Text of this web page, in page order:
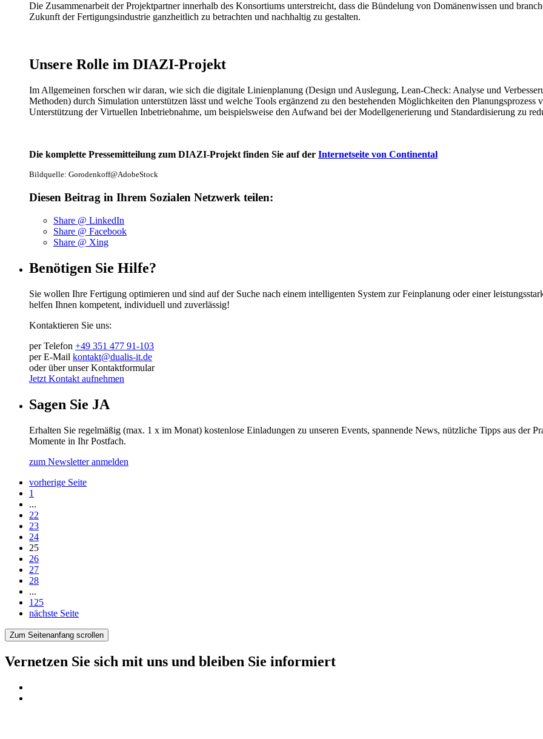
Die Zusammenarbeit der Projektpartner innerhalb des Konsortiums unterstreicht, dass die Bündelung von Domänenwissen und
Zukunft der Fertigungsindustrie ganzheitlich zu betrachten und nachhaltig zu gestalten.
Unsere Rolle im DIAZI-Projekt
Im Allgemeinen forschen wir daran, wie sich die digitale Linienplanung (Design und Auslegung, Lean-Check: Analyse und
Methoden) durch Simulation unterstützen lässt und welche Tools ergänzend zu den bestehenden Möglichkeiten den
Unterstützung der Virtuellen Inbetriebnahme, um beispielsweise den Aufwand bei der Modellgenerierung und Standardisierung zu
Die komplette Pressemitteilung zum DIAZI-Projekt finden Sie auf der Internetseite von Continental
Bildquelle: Gorodenkoff@AdobeStock
Diesen Beitrag in Ihrem Sozialen Netzwerk teilen:
Share @ LinkedIn
Share @ Facebook
Share @ Xing
Benötigen Sie Hilfe?
Sie wollen Ihre Fertigung optimieren und sind auf der Suche nach einem intelligenten System zur Feinplanung oder einer
helfen Ihnen kompetent, individuell und zuverlässig!
Kontaktieren Sie uns:
per Telefon +49 351 477 91-103
per E-Mail kontakt@dualis-it.de
oder über unser Kontaktformular
Jetzt Kontakt aufnehmen
Sagen Sie JA
Erhalten Sie regelmäßig (max. 1 x im Monat) kostenlose Einladungen zu unseren Events, spannende News, nützliche Tipps aus der
Momente in Ihr Postfach.
zum Newsletter anmelden
vorherige Seite
Seite
1
...
Seite
22
Seite
23
Seite
24
Seite
25
Seite
26
Seite
27
Seite
28
...
Seite
125
nächste Seite
Zum Seitenanfang scrollen
Vernetzen Sie sich mit uns und bleiben Sie informiert